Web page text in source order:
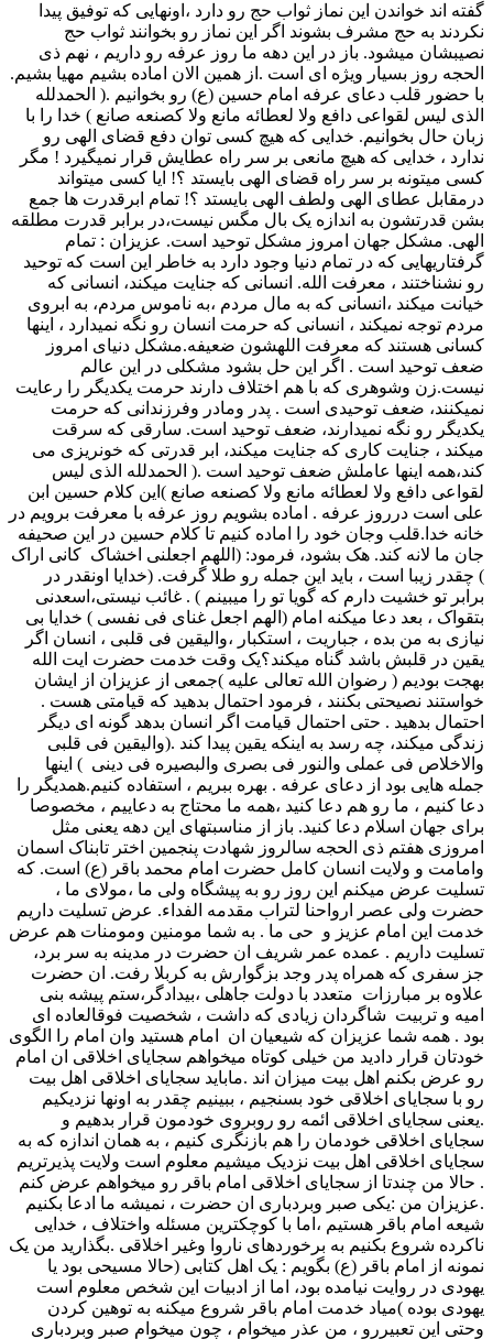
گفته اند خواندن این نماز ثواب حج رو دارد ،اونهایی که توفیق پیدا
نکردند به حج مشرف بشوند اگر این نماز رو بخوانند ثواب حج
نصیبشان میشود. باز در این دهه ما روز عرفه رو داریم ، نهم ذی
الحجه روز بسیار ویژه ای است .از همین الان اماده بشیم مهیا بشیم.
با حضور قلب دعای عرفه امام حسین (ع) رو بخوانیم .( الحمدلله
الذی لیس لقواعی دافع ولا لعطائه مانع ولا کصنعه صانع ) خدا را با
زبان حال بخوانیم. خدایی که هیچ کسی توان دفع قضای الهی رو
ندارد ، خدایی که هیچ مانعی بر سر راه عطایش قرار نمیگیرد ! مگر
کسی میتونه بر سر راه قضای الهی بایستد ؟! ایا کسی میتواند
درمقابل عطای الهی ولطف الهی بایستد ؟! تمام ابرقدرت ها جمع
بشن قدرتشون به اندازه یک بال مگس نیست،در برابر قدرت مطلقه
الهی. مشکل جهان امروز مشکل توحید است. عزیزان : تمام
گرفتاریهایی که در تمام دنیا وجود دارد به خاطر این است که توحید
رو نشناختند ، معرفت الله. انسانی که جنایت میکند، انسانی که
خیانت میکند ،انسانی که به مال مردم ،به ناموس مردم، به ابروی
مردم توجه نمیکند ، انسانی که حرمت انسان رو نگه نمیدارد ، اینها
کسانی هستند که معرفت اللهشون ضعیفه.مشکل دنیای امروز
ضعف توحید است . اگر این حل بشود مشکلی در این عالم
نیست.زن وشوهری که با هم اختلاف دارند حرمت یکدیگر را رعایت
نمیکنند، ضعف توحیدی است . پدر ومادر وفرزندانی که حرمت
یکدیگر رو نگه نمیدارند، ضعف توحید است. سارقی که سرقت
میکند ، جنایت کاری که جنایت میکند، ابر قدرتی که خونریزی می
کند،همه اینها عاملش ضعف توحید است .( الحمدلله الذی لیس
لقواعی دافع ولا لعطائه مانع ولا کصنعه صانع )این کلام حسین ابن
علی است درروز عرفه . اماده بشویم روز عرفه با معرفت برویم در
خانه خدا.قلب وجان خود را اماده کنیم تا کلام حسین در این صحیفه
جان ما لانه کند. هک بشود، فرمود: (اللهم اجعلنی اخشاک کانی اراک
) چقدر زیبا است ، باید این جمله رو طلا گرفت. (خدایا اونقدر در
برابر تو خشیت دارم که گویا تو را میبینم ) . غائب نیستی،اسعدنی
بتقواک ، بعد دعا میکنه امام (الهم اجعل غنای فی نفسی ) خدایا بی
نیازی به من بده ، جباریت ، استکبار ،والیقین فی قلبی ، انسان اگر
یقین در قلبش باشد گناه میکند؟یک وقت خدمت حضرت ایت الله
بهجت بودیم ( رضوان الله تعالی علیه )جمعی از عزیزان از ایشان
خواستند نصیحتی بکنند ، فرمود احتمال بدهید که قیامتی هست .
احتمال بدهید . حتی احتمال قیامت اگر انسان بدهد گونه ای دیگر
زندگی میکند، چه رسد به اینکه یقین پیدا کند .(والیقین فی قلبی
والاخلاص فی عملی والنور فی بصری والبصیره فی دینی ) اینها
جمله هایی بود از دعای عرفه . بهره ببریم ، استفاده کنیم.همدیگر را
دعا کنیم ، ما رو هم دعا کنید ،همه ما محتاج به دعاییم ، مخصوصا
برای جهان اسلام دعا کنید. باز از مناسبتهای این دهه یعنی مثل
امروزی هفتم ذی الحجه سالروز شهادت پنجمین اختر تابناک اسمان
وامامت و ولایت انسان کامل حضرت امام محمد باقر (ع) است. که
تسلیت عرض میکنم این روز رو به پیشگاه ولی ما ،مولای ما ،
حضرت ولی عصر ارواحنا لتراب مقدمه الفداء. عرض تسلیت داریم
خدمت این امام عزیز و حی ما . به شما مومنین ومومنات هم عرض
تسلیت داریم . عمده عمر شریف ان حضرت در مدینه به سر برد،
جز سفری که همراه پدر وجد بزگوارش به کربلا رفت. ان حضرت
علاوه بر مبارزات متعدد با دولت جاهلی ،بیدادگر،ستم پیشه بنی
امیه و تربیت شاگردان زیادی که داشت ، شخصیت فوقالعاده ای
بود . همه شما عزیزان که شیعیان ان امام هستید وان امام را الگوی
خودتان قرار دادید من خیلی کوتاه میخواهم سجایای اخلاقی ان امام
رو عرض بکنم اهل بیت میزان اند .ماباید سجایای اخلاقی اهل بیت
رو با سجایای اخلاقی خود بسنجیم ، ببینیم چقدر به اونها نزدیکیم
.یعنی سجایای اخلاقی ائمه رو روبروی خودمون قرار بدهیم و
سجایای اخلاقی خودمان را هم بازنگری کنیم ، به همان اندازه که به
سجایای اخلاقی اهل بیت نزدیک میشیم معلوم است ولایت پذیرتریم
. حالا من چندتا از سجایای اخلاقی امام باقر رو میخواهم عرض کنم
.عزیزان من :یکی صبر وبردباری ان حضرت ، نمیشه ما ادعا بکنیم
شیعه امام باقر هستیم ،اما با کوچکترین مسئله واختلاف ، خدایی
ناکرده شروع بکنیم به برخوردهای ناروا وغیر اخلاقی .بگذارید من یک
نمونه از امام باقر (ع) بگویم : یک اهل کتابی (حالا مسیحی بود یا
یهودی در روایت نیامده بود، اما از ادبیات این شخص معلوم است
یهودی بوده )میاد خدمت امام باقر شروع میکنه به توهین کردن
وحتی این تعبیررو ، من عذر میخوام ، چون میخوام صبر وبردباری